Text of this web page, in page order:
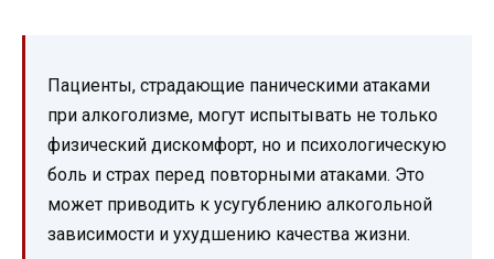
Пациенты, страдающие паническими атаками
при алкоголизме, могут испытывать не только
физический дискомфорт, но и психологическую
боль и страх перед повторными атаками. Это
может приводить к усугублению алкогольной
зависимости и ухудшению качества жизни.